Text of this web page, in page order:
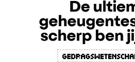
De
scherp ben